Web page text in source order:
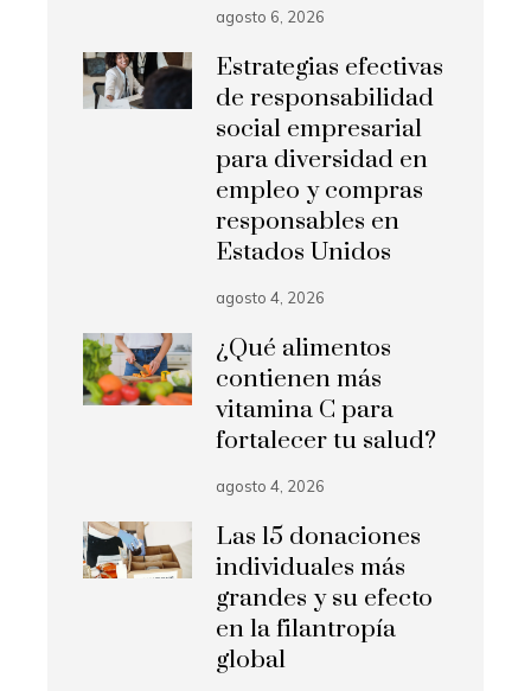
agosto 6, 2026
Estrategias efectivas
de responsabilidad
social empresarial
para diversidad en
empleo y compras
responsables en
Estados Unidos
agosto 4, 2026
¿Qué alimentos
contienen más
vitamina C para
fortalecer tu salud?
agosto 4, 2026
Las 15 donaciones
individuales más
grandes y su efecto
en la filantropía
global